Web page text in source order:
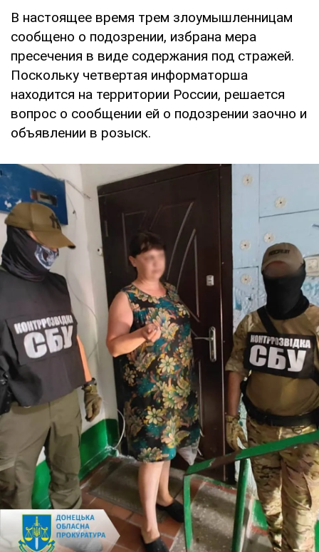
В настоящее время трем злоумышленницам
сообщено о подозрении, избрана мера
пресечения в виде содержания под стражей.
Поскольку четвертая информаторша
находится на территории России, решается
вопрос о сообщении ей о подозрении заочно и
объявлении в розыск.